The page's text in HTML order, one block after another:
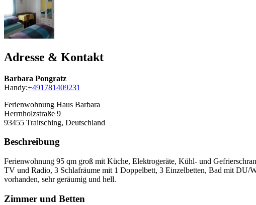
Adresse & Kontakt
Barbara Pongratz
Handy:+491781409231
Ferienwohnung Haus Barbara
Herrnholzstraße 9
93455 Traitsching, Deutschland
Beschreibung
Ferienwohnung 95 qm groß mit Küche, Elektrogeräte, Kühl- und
TV und Radio, 3 Schlafräume mit 1 Doppelbett, 3 Einzelbetten, Bad mit DU/
vorhanden, sehr geräumig und hell.
Zimmer und Betten